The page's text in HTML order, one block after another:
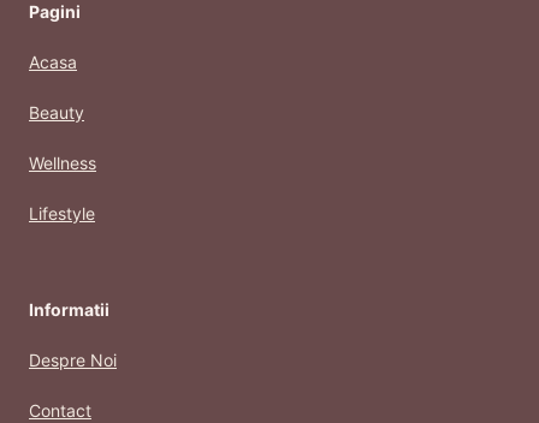
Pagini
Acasa
Beauty
Wellness
Lifestyle
Informatii
Despre Noi
Contact